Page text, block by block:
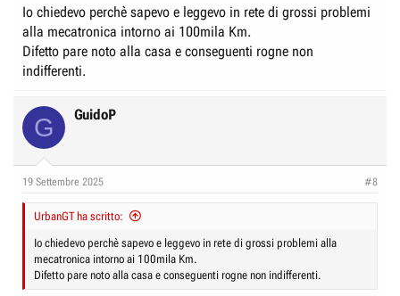
Io chiedevo perchè sapevo e leggevo in rete di grossi problemi
alla mecatronica intorno ai 100mila Km.
Difetto pare noto alla casa e conseguenti rogne non
indifferenti.
G GuidoP
19 Settembre 2025 #8
UrbanGT ha scritto:
Io chiedevo perchè sapevo e leggevo in rete di grossi problemi alla
mecatronica intorno ai 100mila Km.
Difetto pare noto alla casa e conseguenti rogne non indifferenti.